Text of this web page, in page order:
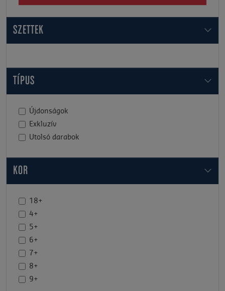
SZETTEK
TÍPUS
Újdonságok
Exkluzív
Utolsó darabok
KOR
18+
4+
5+
6+
7+
8+
9+